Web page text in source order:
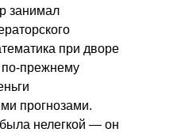
занимал
при дворе
прежнему
прогнозами.
была нелегкой — он